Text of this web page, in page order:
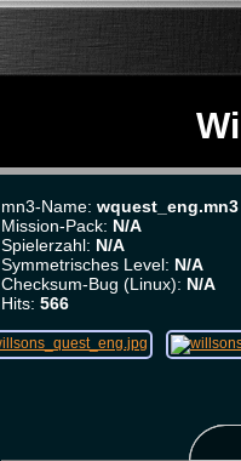
mn3-Name: wquest_eng.mn3
Mission-Pack: N/A
Spielerzahl: N/A
Symmetrisches Level: N/A
Checksum-Bug (Linux): N/A
Hits: 566